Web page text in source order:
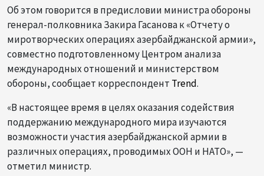
Об этом говорится в предисловии министра обороны
генерал-полковника Закира Гасанова к «Отчету о
миротворческих операциях азербайджанской армии»,
совместно подготовленному Центром анализа
международных отношений и министерством
обороны, сообщает корреспондент Trend.
«В настоящее время в целях оказания содействия
поддержанию международного мира изучаются
возможности участия азербайджанской армии в
различных операциях, проводимых ООН и НАТО», —
отметил министр.